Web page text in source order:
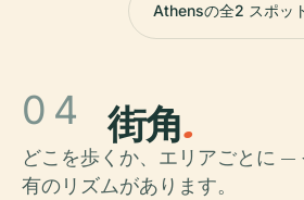
Athensの全2 スポッ
04 街角.
どこを歩くか、エリアごとに —
有のリズムがあります。